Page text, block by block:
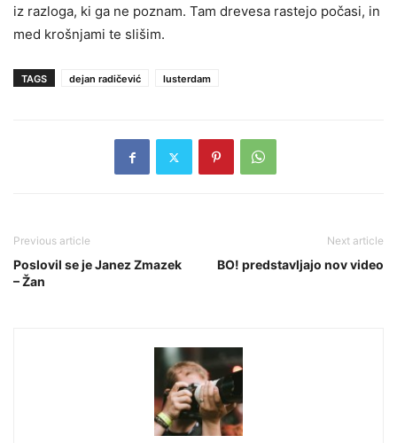
iz razloga, ki ga ne poznam. Tam drevesa rastejo počasi, in
med krošnjami te slišim.
TAGS dejan radičević lusterdam
Previous article
Poslovil se je Janez Zmazek
– Žan
Next article
BO! predstavljajo nov video